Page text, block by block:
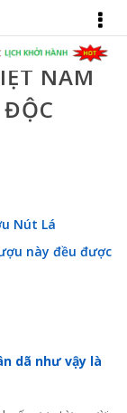
NAM
Nút Lá
này đều được
dã như vậy là